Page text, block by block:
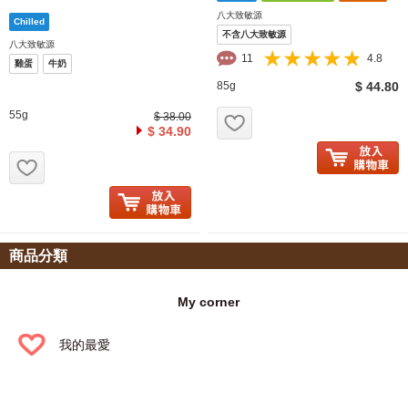
八大致敏源
雞蛋
牛奶
55g $ 38.00
$ 34.90
八大致敏源
不含八大致敏源
11 4.8
85g $ 44.80
商品分類
My corner
我的最愛